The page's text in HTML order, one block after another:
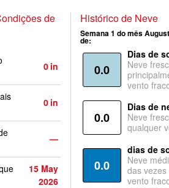
de
0 in
0 in
—
15 May
2026
Histórico de Neve
Semana 1 do mês
de:
0.0
Dias de
Neve
vento
0.0
Dias de
Neve
qualquer
0.0
dias de
Neve
das
vento